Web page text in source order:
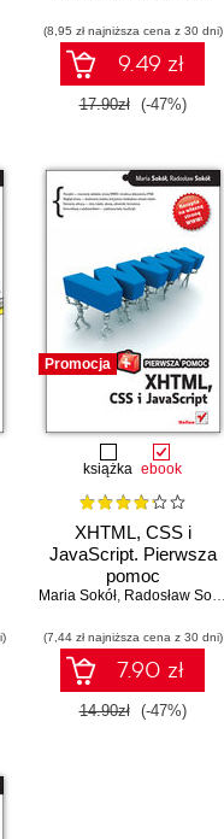
(8,95 zł najniższa cena z 30 dni)
9.49 zł
17.90zł (-47%)
Promocja
książka ebook
XHTML, CSS i
JavaScript. Pierwsza
pomoc
Maria Sokół, Radosław Sokół
(7,44 zł najniższa cena z 30 dni)
7.90 zł
14.90zł (-47%)